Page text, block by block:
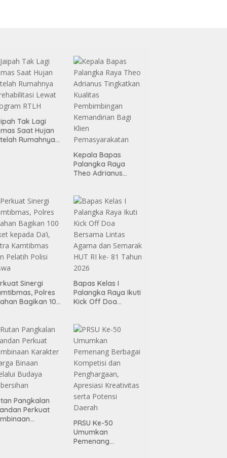
Tak Lagi
Saat Hujan
Rumahnya
Kepala Bapas
Palangka Raya
Theo Adrianus
Kemandirian Bagi
Klien
Pemasyarakatan
Sinergi
Polres
Bagikan 100
Pelatih Polisi
Bapas Kelas I
Palangka Raya Ikuti
Kick Off Doa
Semarak HUT RI ke-
81 Tahun 2026
Pangkalan
Perkuat
PRSU Ke-50
Umumkan
Pemenang